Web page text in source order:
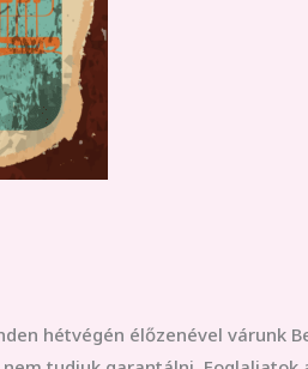
hétvégén élőzenével várunk